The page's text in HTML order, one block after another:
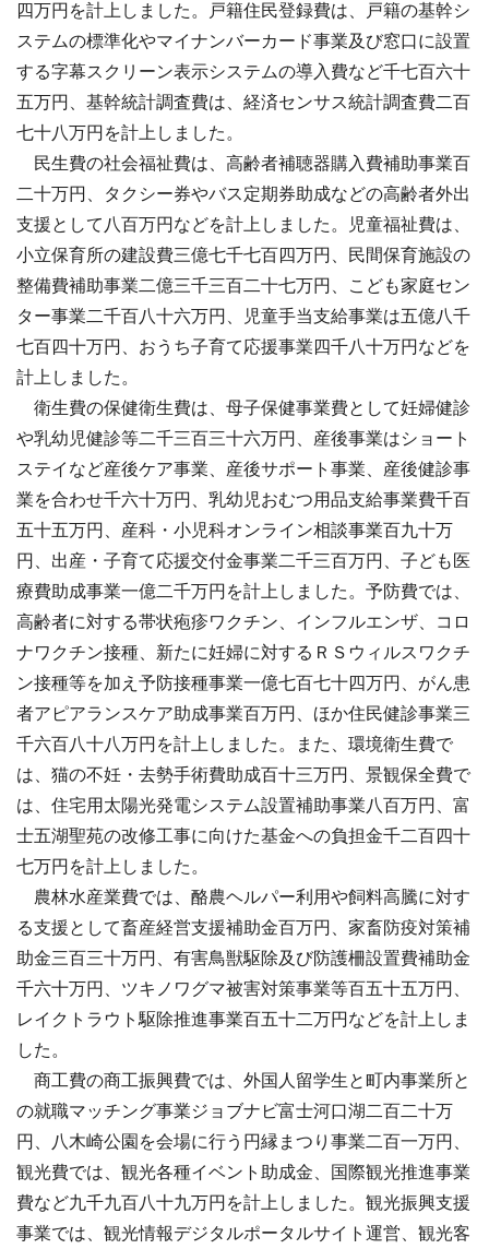
四万円を計上しました。戸籍住民登録費は、戸籍の基幹シ
ステムの標準化やマイナンバーカード事業及び窓口に設置
する字幕スクリーン表示システムの導入費など千七百六十
五万円、基幹統計調査費は、経済センサス統計調査費二百
七十八万円を計上しました。
民生費の社会福祉費は、高齢者補聴器購入費補助事業百
二十万円、タクシー券やバス定期券助成などの高齢者外出
支援として八百万円などを計上しました。児童福祉費は、
小立保育所の建設費三億七千七百四万円、民間保育施設の
整備費補助事業二億三千三百二十七万円、こども家庭セン
ター事業二千百八十六万円、児童手当支給事業は五億八千
七百四十万円、おうち子育て応援事業四千八十万円などを
計上しました。
衛生費の保健衛生費は、母子保健事業費として妊婦健診
や乳幼児健診等二千三百三十六万円、産後事業はショート
ステイなど産後ケア事業、産後サポート事業、産後健診事
業を合わせ千六十万円、乳幼児おむつ用品支給事業費千百
五十五万円、産科・小児科オンライン相談事業百九十万
円、出産・子育て応援交付金事業二千三百万円、子ども医
療費助成事業一億二千万円を計上しました。予防費では、
高齢者に対する帯状疱疹ワクチン、インフルエンザ、コロ
ナワクチン接種、新たに妊婦に対するＲＳウィルスワクチ
ン接種等を加え予防接種事業一億七百七十四万円、がん患
者アピアランスケア助成事業百万円、ほか住民健診事業三
千六百八十八万円を計上しました。また、環境衛生費で
は、猫の不妊・去勢手術費助成百十三万円、景観保全費で
は、住宅用太陽光発電システム設置補助事業八百万円、富
士五湖聖苑の改修工事に向けた基金への負担金千二百四十
七万円を計上しました。
農林水産業費では、酪農ヘルパー利用や飼料高騰に対す
る支援として畜産経営支援補助金百万円、家畜防疫対策補
助金三百三十万円、有害鳥獣駆除及び防護柵設置費補助金
千六十万円、ツキノワグマ被害対策事業等百五十五万円、
レイクトラウト駆除推進事業百五十二万円などを計上しま
した。
商工費の商工振興費では、外国人留学生と町内事業所と
の就職マッチング事業ジョブナビ富士河口湖二百二十万
円、八木崎公園を会場に行う円縁まつり事業二百一万円、
観光費では、観光各種イベント助成金、国際観光推進事業
費など九千九百八十九万円を計上しました。観光振興支援
事業では、観光情報デジタルポータルサイト運営、観光客